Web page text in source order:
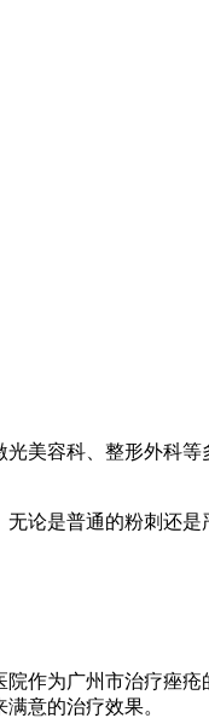
美容科、整形外科
论是普通的粉刺还
作为广州市治疗痤
意的治疗效果。